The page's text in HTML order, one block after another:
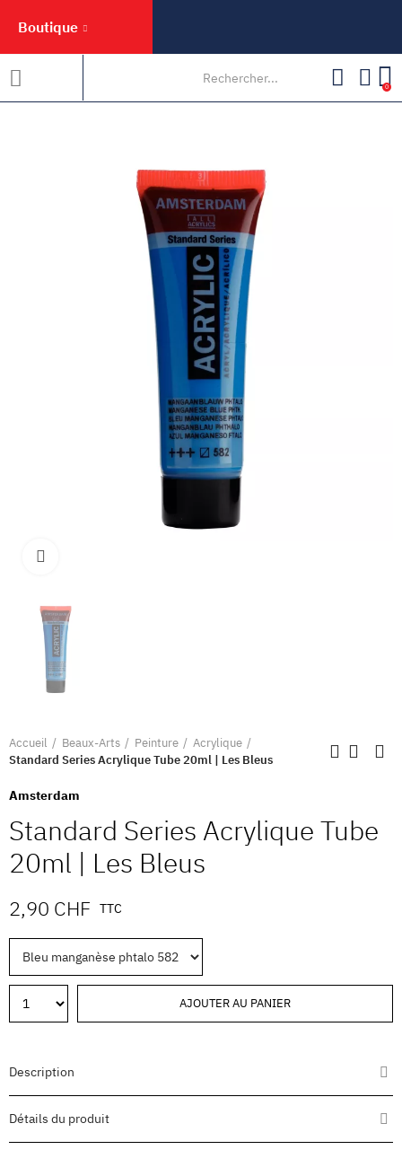
Boutique
0
Accueil Beaux-Arts Peinture
Acrylique
Standard Series Acrylique Tube 20ml | Les Bleus
Amsterdam
Standard Series Acrylique Tube
20ml | Les Bleus
2,90 CHF TTC
AJOUTER AU PANIER
Description
Détails du produit